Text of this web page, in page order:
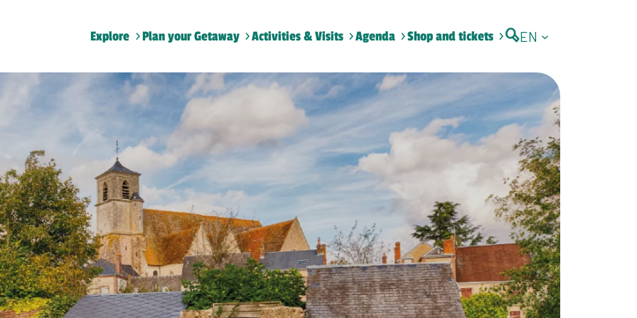
Explore Plan your Getaway Activities & Visits Agenda Shop and tickets EN